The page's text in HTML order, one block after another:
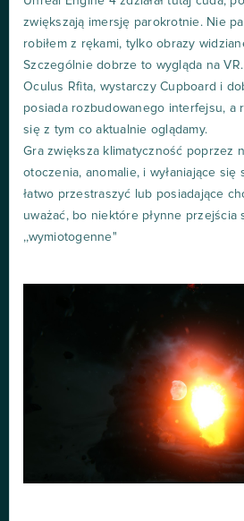
zwiększają imersję parokrotnie. Nie
robiłem z rękami, tylko obrazy
Szczególnie dobrze to wygląda na
Oculus Rfita, wystarczy Cupboard i
posiada rozbudowanego interfejsu, a
się z tym co aktualnie oglądamy.
Gra zwiększa klimatyczność poprzez
otoczenia, anomalie, i wyłaniające
łatwo przestraszyć lub posiadające
uważać, bo niektóre płynne przejścia
,,wymiotogenne"